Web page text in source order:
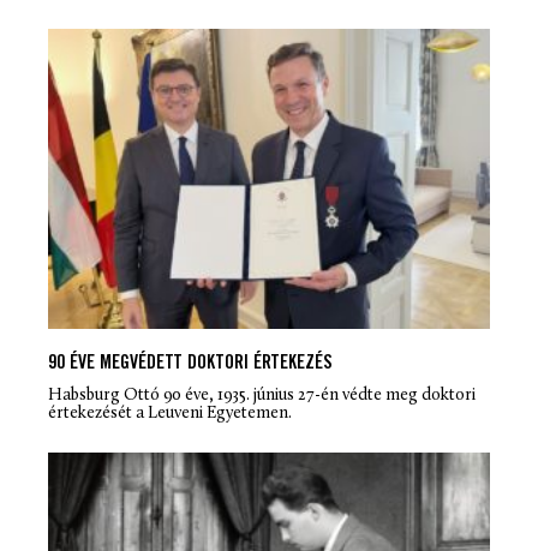
90 ÉVE MEGVÉDETT DOKTORI ÉRTEKEZÉS
Habsburg Ottó 90 éve, 1935. június 27-én védte meg doktori
értekezését a Leuveni Egyetemen.